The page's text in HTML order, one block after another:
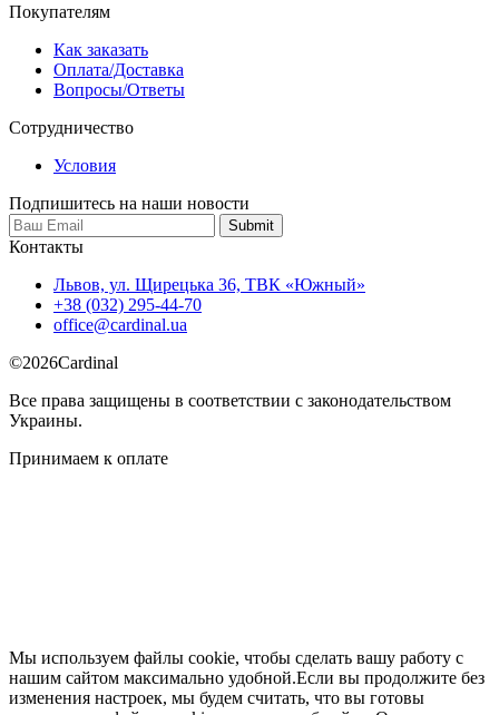
Покупателям
Как заказать
Оплата/Доставка
Вопросы/Ответы
Сотрудничество
Условия
Подпишитесь на наши новости
Контакты
Львов, ул. Щирецька 36, ТВК «Южный»
+38 (032) 295-44-70
office@cardinal.ua
©2026Cardinal
Все права защищены в соответствии с законодательством
Украины.
Принимаем к оплате
Мы используем файлы cookie, чтобы сделать вашу работу с
нашим сайтом максимально удобной.Если вы продолжите без
изменения настроек, мы будем считать, что вы готовы